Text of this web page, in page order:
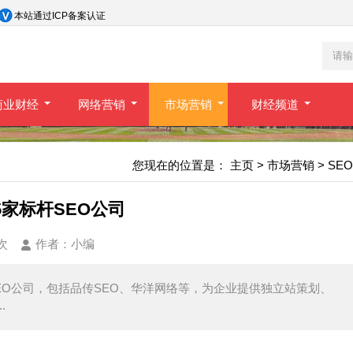
本站通过ICP备案认证
业财经 网络营销 市场营销 财经频道
您现在的位置是： 主页 > 市场营销 > SEO
标杆SEO公司
作者： 小编
公司，包括品传SEO、华洋网络等，为企业提供独立站策划、